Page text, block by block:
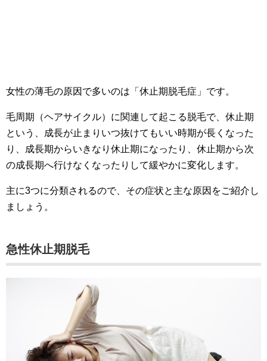
女性の薄毛の原因で多いのは「休止期脱毛症」です。
毛周期（ヘアサイクル）に関連して起こる脱毛で、休止期
という、成長が止まりいつ抜けてもいい時期が長くなった
り、成長期からいきなり休止期になったり、休止期から次
の成長期へ行けなくなったりして緩やかに変化します。
主に3つに分類されるので、その症状と主な原因をご紹介し
ましょう。
急性休止期脱毛